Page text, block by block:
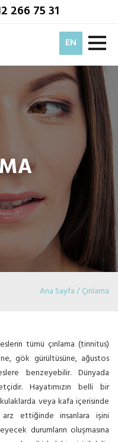
266 75 31
EN
Ana Sayfa / Çınlama
tümü çınlama (tinnitus)
gök gürültüsüne, ağustos
benzeyebilir. Dünyada
Hayatımızın belli bir
veya kafa içerisinde
arz ettiğinde insanlara işini
durumların oluşmasına